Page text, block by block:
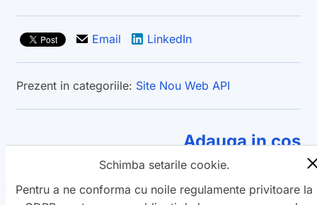
Email LinkedIn
Prezent in categoriile: Site Nou Web API
Adauga in cos
Înapoi la produse
Schimba setarile cookie.
Pentru a ne conforma cu noile regulamente privitoare la